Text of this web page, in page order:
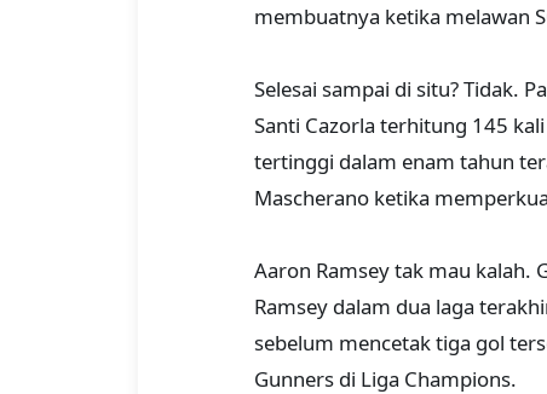
membuatnya ketika melawan
Selesai sampai di situ? Tidak.
Santi Cazorla terhitung 145
tertinggi dalam enam tahun
Mascherano ketika
Aaron Ramsey tak mau kalah.
Ramsey dalam dua laga
sebelum mencetak tiga gol
Gunners di Liga Champions.